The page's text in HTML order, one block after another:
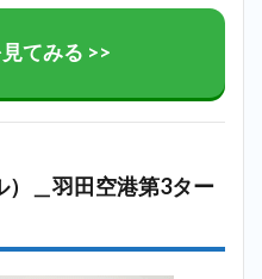
てみる >>
）＿羽田空港第3ター